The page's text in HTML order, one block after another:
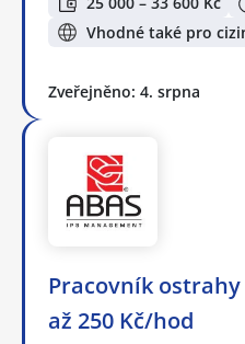
Vhodné také pro
Zveřejněno: 4. srpna
Pracovník
až 250 Kč/hod